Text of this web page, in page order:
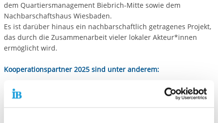
dem Quartiersmanagement Biebrich-Mitte sowie dem
Nachbarschaftshaus Wiesbaden.
Es ist darüber hinaus ein nachbarschaftlich getragenes Projekt,
das durch die Zusammenarbeit vieler lokaler Akteur*innen
ermöglicht wird.
Kooperationspartner 2025 sind unter anderem:
Stadtteilbibliothek Biebrich
Quartiersmanagement Biebrich-Mitte
Stadtteilbüro BauHof